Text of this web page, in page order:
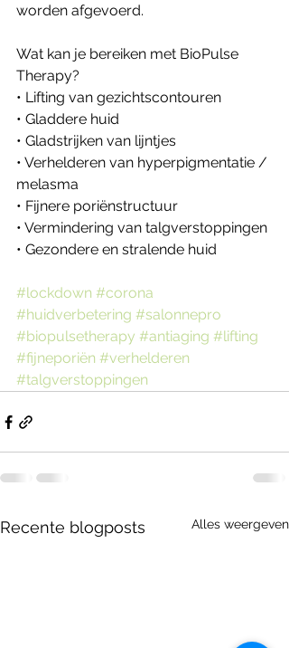
worden afgevoerd.
Wat kan je bereiken met BioPulse
Therapy?
• Lifting van gezichtscontouren
• Gladdere huid
• Gladstrijken van lijntjes
• Verhelderen van hyperpigmentatie /
melasma
• Fijnere poriënstructuur
• Vermindering van talgverstoppingen
• Gezondere en stralende huid
#lockdown #corona
#huidverbetering #salonnepro
#biopulsetherapy #antiaging #lifting
#fijneporiën #verhelderen
#talgverstoppingen
Recente blogposts Alles weergeven